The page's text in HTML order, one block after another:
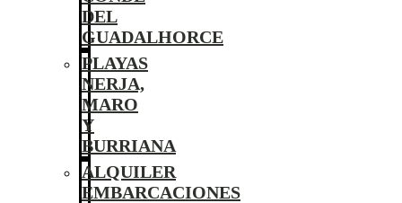
DEL
GUADALHORCE
PLAYAS
NERJA,
MARO
Y
BURRIANA
ALQUILER
EMBARCACIONES